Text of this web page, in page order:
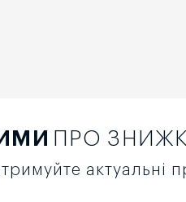
ПРО
актуальні